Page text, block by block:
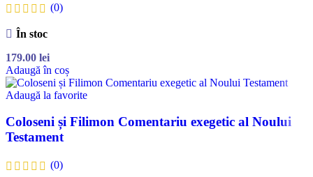
(0)
În stoc
179.00 lei
Adaugă în coș
Adaugă la favorite
Coloseni și Filimon Comentariu exegetic al Noului
Testament
(0)